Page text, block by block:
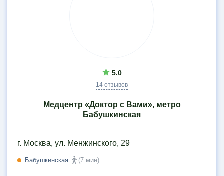
5.0
14 отзывов
Медцентр «Доктор с Вами», метро
Бабушкинская
г. Москва, ул. Менжинского, 29
Бабушкинская (7 мин)